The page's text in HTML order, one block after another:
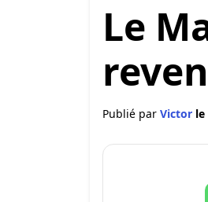
Le
Publié par Victor le